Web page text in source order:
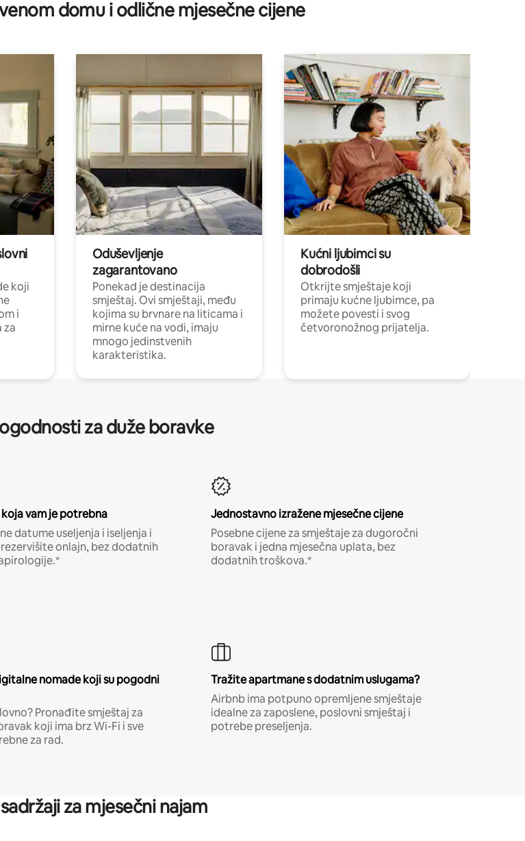
domu i odlične mjesečne cijene
koji
i
za
Oduševljenje
zagarantovano
Ponekad je destinacija
smještaj. Ovi smještaji, među
kojima su brvnare na liticama i
mirne kuće na vodi, imaju
mnogo jedinstvenih
karakteristika.
Kućni ljubimci su
dobrodošli
Otkrijte smještaje koji
primaju kućne ljubimce, pa
možete povesti i svog
četvoronožnog prijatelja.
za duže boravke
vam je potrebna
datume useljenja i iseljenja i
onlajn, bez dodatnih
Jednostavno izražene mjesečne cijene
Posebne cijene za smještaje za dugoročni
boravak i jedna mjesečna uplata, bez
dodatnih troškova.*
nomade koji su pogodni
Pronađite smještaj za
koji ima brz Wi-Fi i sve
za rad.
Tražite apartmane s dodatnim uslugama?
Airbnb ima potpuno opremljene smještaje
idealne za zaposlene, poslovni smještaj i
potrebe preseljenja.
za mjesečni najam